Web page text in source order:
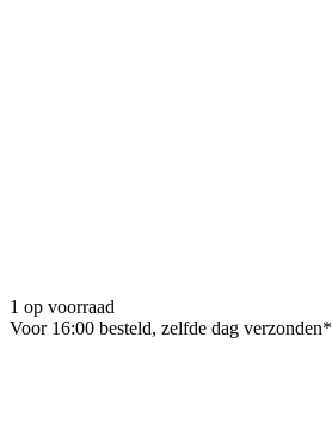
1 op voorraad
Voor 16:00 besteld, zelfde dag verzonden*